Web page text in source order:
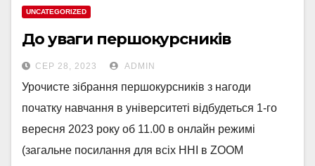
UNCATEGORIZED
До уваги першокурсників
СЕР 28, 2023 ADMIN
Урочисте зібрання першокурсників з нагоди
початку навчання в університеті відбудеться 1-го
вересня 2023 року об 11.00 в онлайн режимі
(загальне посилання для всіх ННІ в ZOOM